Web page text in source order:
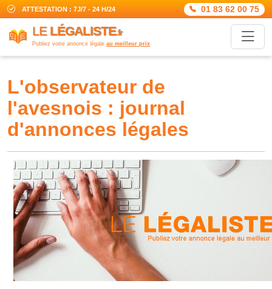
ATTESTATION : 7J/7 - 24 H/24 01 83 62 00 75
LE LÉGALISTE.fr
Publiez votre annonce légale au meilleur prix
l'observateur de
l'avesnois : journal
d'annonces légales